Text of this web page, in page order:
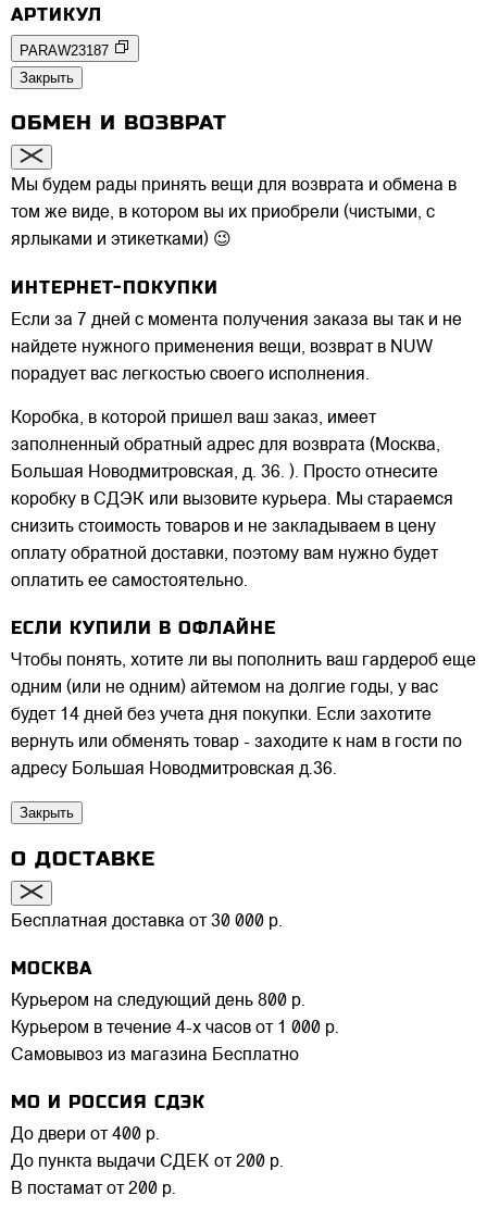
АРТИКУЛ
PARAW23187
Закрыть
ОБМЕН И ВОЗВРАТ
Мы будем рады принять вещи для возврата и обмена в
том же виде, в котором вы их приобрели (чистыми, с
ярлыками и этикетками) 😉
ИНТЕРНЕТ-ПОКУПКИ
Если за 7 дней с момента получения заказа вы так и не
найдете нужного применения вещи, возврат в NUW
порадует вас легкостью своего исполнения.
Коробка, в которой пришел ваш заказ, имеет
заполненный обратный адрес для возврата (Москва,
Большая Новодмитровская, д. 36. ). Просто отнесите
коробку в СДЭК или вызовите курьера. Мы стараемся
снизить стоимость товаров и не закладываем в цену
оплату обратной доставки, поэтому вам нужно будет
оплатить ее самостоятельно.
ЕСЛИ КУПИЛИ В ОФЛАЙНЕ
Чтобы понять, хотите ли вы пополнить ваш гардероб еще
одним (или не одним) айтемом на долгие годы, у вас
будет 14 дней без учета дня покупки. Если захотите
вернуть или обменять товар - заходите к нам в гости по
адресу Большая Новодмитровская д.36.
Закрыть
О ДОСТАВКЕ
Бесплатная доставка от 30 000 р.
МОСКВА
Курьером на следующий день 800 р.
Курьером в течение 4-х часов от 1 000 р.
Самовывоз из магазина Бесплатно
МО И РОССИЯ СДЭК
До двери от 400 р.
До пункта выдачи СДЕК от 200 р.
В постамат от 200 р.